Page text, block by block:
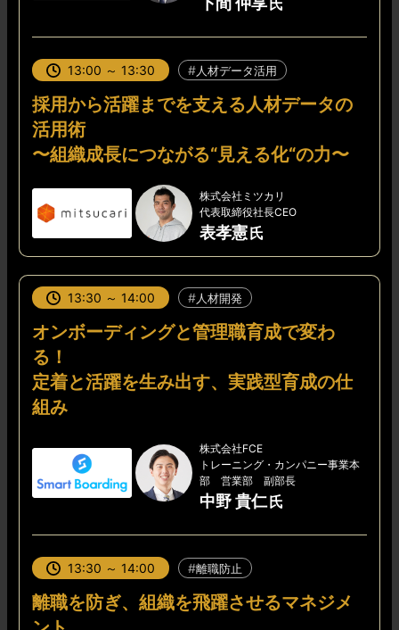
13:00 ～ 13:30 人材データ活用
採用から活躍までを支える人材データの
活用術
〜組織成長につながる“見える化“の力〜
株式会社ミツカリ
代表取締役社長CEO
表孝憲
13:30 ～ 14:00 人材開発
オンボーディングと管理職育成で変わ
る！
定着と活躍を生み出す、実践型育成の仕
組み
株式会社FCE
トレーニング・カンパニー事業本
部 営業部 副部長
中野 貴仁
13:30 ～ 14:00 離職防止
離職を防ぎ、組織を飛躍させるマネジメ